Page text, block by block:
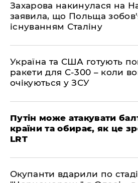
​Захарова накинулася на
заявила, що Польща
існуванням Сталіну
​Україна та США готують
ракети для С-300 – коли
очікуються у ЗСУ
​Путін може атакувати
країни та обирає, як це
LRT
​Окупанти вдарили по